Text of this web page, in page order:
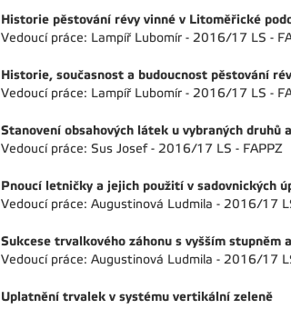
Historie pěstování révy vinné v Litoměřické
Vedoucí práce: Lampíř Lubomír - 2016/17 LS -
Historie, současnost a budoucnost pěstování
Vedoucí práce: Lampíř Lubomír - 2016/17 LS -
Stanovení obsahových látek u vybraných druhů
Vedoucí práce: Sus Josef - 2016/17 LS - FAPPZ
Pnoucí letničky a jejich použití v sadovnických
Vedoucí práce: Augustinová Ludmila - 2016/17
Sukcese trvalkového záhonu s vyšším stupněm
Vedoucí práce: Augustinová Ludmila - 2016/17
Uplatnění trvalek v systému vertikální zeleně